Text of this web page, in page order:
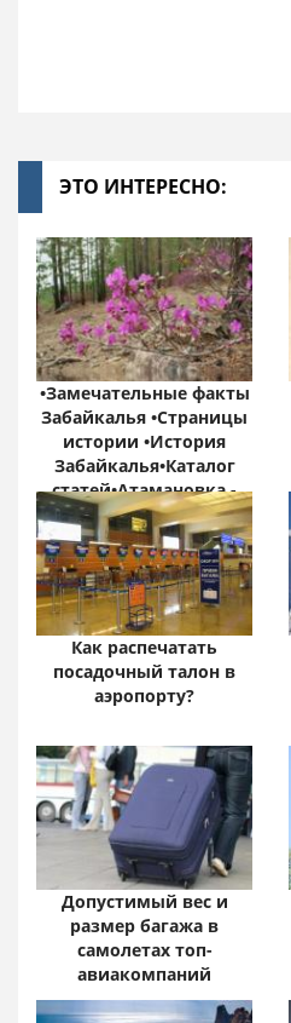
ЭТО ИНТЕРЕСНО:
•Замечательные факты
Забайкалья •Страницы
истории •История
Забайкалья•Каталог
статей•Атамановка -
Онлайн•
Забайкальский край:
цифры и факты
Как распечатать
посадочный талон в
аэропорту?
Допустимый вес и
размер багажа в
самолетах топ-
авиакомпаний